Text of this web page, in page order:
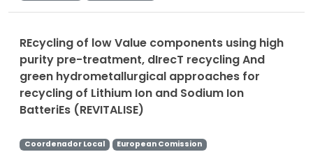
REcycling of low Value components using high
purity pre-treatment, dIrecT recycling And
green hydrometallurgical approaches for
recycling of Lithium Ion and Sodium Ion
BatteriEs (REVITALISE)
Coordenador Local European Comission